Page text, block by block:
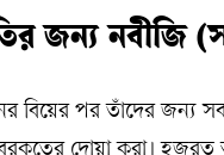
জন্য নবীজি
বিয়ের পর তাঁদের জন্য